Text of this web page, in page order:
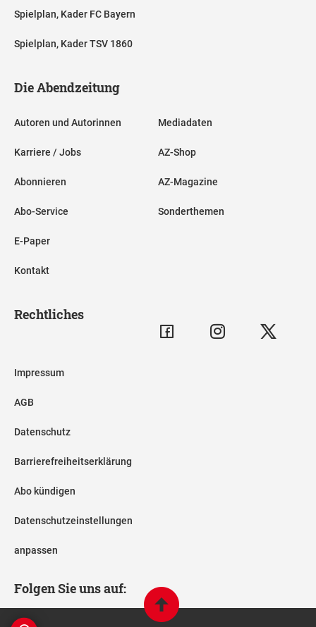
Spielplan, Kader FC Bayern
Spielplan, Kader TSV 1860
Die Abendzeitung
Autoren und Autorinnen
Karriere / Jobs
Abonnieren
Abo-Service
E-Paper
Kontakt
Mediadaten
AZ-Shop
AZ-Magazine
Sonderthemen
Rechtliches
Impressum
AGB
Datenschutz
Barrierefreiheitserklärung
Abo kündigen
Datenschutzeinstellungen
anpassen
Folgen Sie uns auf: